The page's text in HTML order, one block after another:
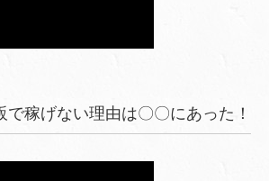
で稼げない理由は〇〇にあった！